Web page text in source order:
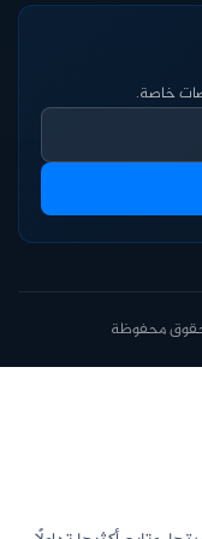
خاصة.
محفوظة